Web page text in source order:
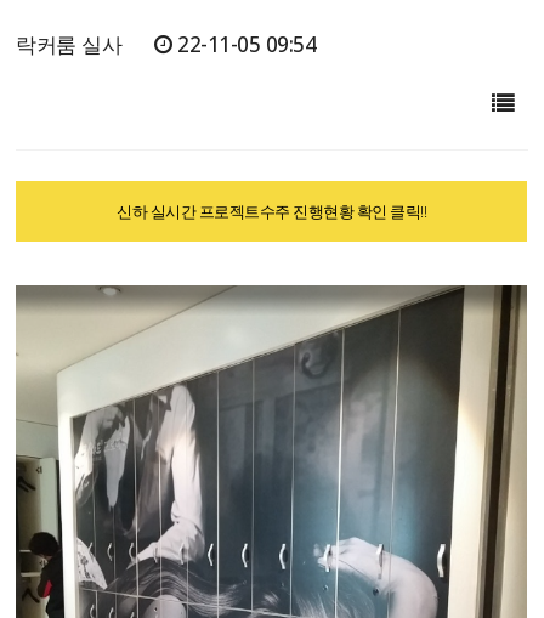
락커룸 실사 22-11-05 09:54
신하 실시간 프로젝트수주 진행현황 확인 클릭!!